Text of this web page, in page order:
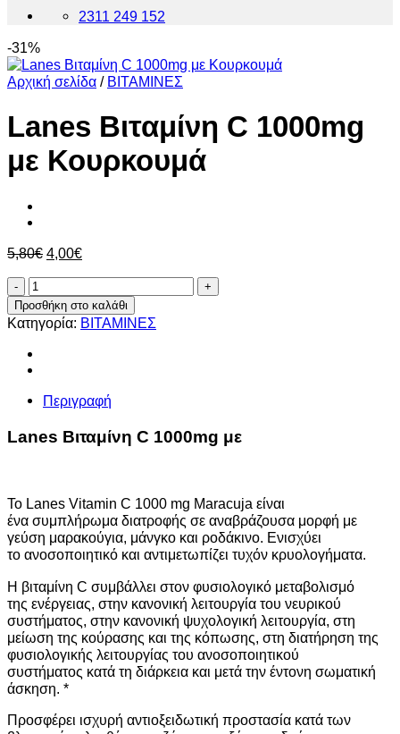
2311 249 152
-31%
Αρχική σελίδα / ΒΙΤΑΜΙΝΕΣ
Lanes Βιταμίνη C 1000mg
με Κουρκουμά
5,80€ Original
5,80€.
4,00€Η
είναι:
4,00€.
Lanes
Βιταμίνη
C
1000mg
με
Κουρκουμά
Προσθήκη στο καλάθι
Κατηγορία: ΒΙΤΑΜΙΝΕΣ
Περιγραφή
Lanes Βιταμίνη C 1000mg με
To Lanes Vitamin C 1000 mg Maracuja είναι
ένα συμπλήρωμα διατροφής σε αναβράζουσα μορφή με
γεύση μαρακούγια, μάνγκο και ροδάκινο. Ενισχύει
το ανοσοποιητικό και αντιμετωπίζει τυχόν κρυολογήματα.
Η βιταμίνη C συμβάλλει στον φυσιολογικό μεταβολισμό
της ενέργειας, στην κανονική λειτουργία του νευρικού
συστήματος, στην κανονική ψυχολογική λειτουργία, στη
μείωση της κούρασης και της κόπωσης, στη διατήρηση της
φυσιολογικής λειτουργίας του ανοσοποιητικού
συστήματος κατά τη διάρκεια και μετά την έντονη σωματική
άσκηση. *
Προσφέρει ισχυρή αντιοξειδωτική προστασία κατά των